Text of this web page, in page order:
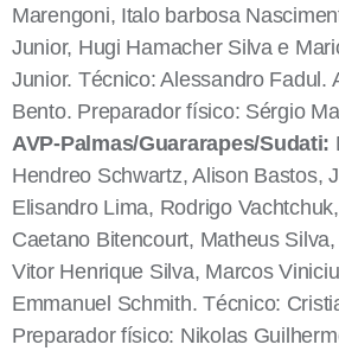
Marengoni, Italo barbosa
Junior, Hugi Hamacher Silva e
Junior. Técnico: Alessandro Fadul.
Bento. Preparador físico: Sérgio
AVP-Palmas/Guararapes/Sudati:
Hendreo Schwartz, Alison Bastos,
Elisandro Lima, Rodrigo
Caetano Bitencourt, Matheus
Vitor Henrique Silva, Marcos
Emmanuel Schmith. Técnico:
Preparador físico: Nikolas